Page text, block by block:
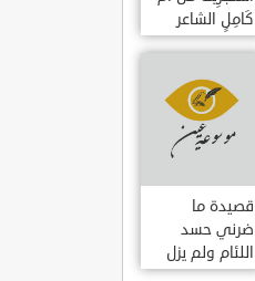
كَامِلٍ الشاعر
العوام بن عقبة
قصيدة ما
ضرني حسد
اللئام ولم يزل
الشاعر عمارة بن